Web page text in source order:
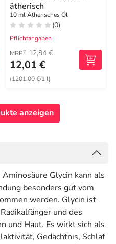
ätherisch
10 ml Ätherisches Öl
(0)
Pflichtangaben
MRP2 12,84 €
12,01 €
(1201,00 €/1 l)
anzeigen
Glycin kann als
besonders gut vom
werden. Glycin ist
und des
und Haut. Es wirkt sich als
Gedächtnis, Schlaf